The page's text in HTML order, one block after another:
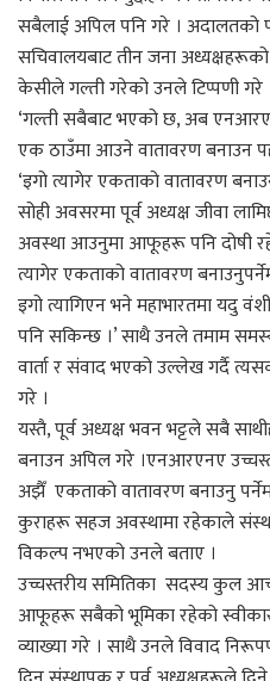
सबैलाई अपिल पनि गरे ।
सचिवालयबाट तीन जना अध्यक्षहरूको
केसीले गल्ती गरेको उनले टिप्पणी गरे
‘गल्ती सबैबाट भएको छ, अब
एक ठाउँमा आउने वातावरण बनाउन
‘इगो त्यागेर एकताको वातावरण
सोही अवसरमा पूर्व अध्यक्ष जीवा
अवस्था आउनुमा आफूहरू पनि दोषी
त्यागेर एकताको वातावरण
इगो त्यागिएन भने महाभारतमा यदु
पनि सकिन्छ ।’ साथै उनले तमाम
वार्ता र संवाद भएको उल्लेख गर्दै
गरे ।
यस्तै, पूर्व अध्यक्ष भवन भट्टले सबै
बनाउन अपिल गरे ।एनआरएनए
अझैँ एकताको वातावरण बनाउनु
कुराहरू सहज अवस्थामा रहेकाले
विकल्प नभएको उनले बताए ।
उच्चस्तरीय समितिका सदस्य कुल
आफूहरू सबैको भूमिका रहेको
व्याख्या गरे । साथै उनले विवाद